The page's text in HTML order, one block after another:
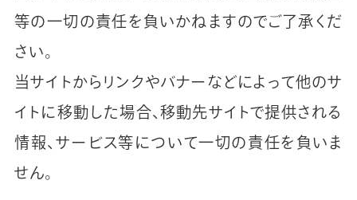
等の一切の責任を負いかねますのでご了承くだ
さい。
当サイトからリンクやバナーなどによって他のサ
イトに移動した場合、移動先サイトで提供される
情報、サービス等について一切の責任を負いま
せん。